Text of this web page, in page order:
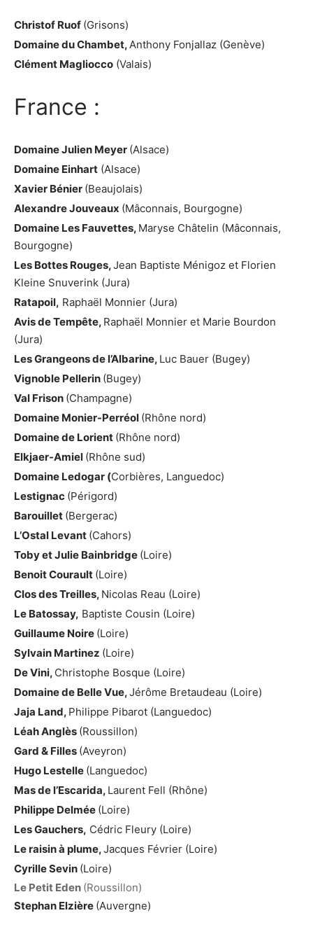
Naturel
DISTRIBUTION
DE VIN
Christof Ruof (Grisons)
Domaine du Chambet,Anthony Fonjallaz (Genève)
Clément Magliocco (Valais)
France :
Domaine Julien Meyer (Alsace)
Domaine Einhart (Alsace)
Xavier Bénier (Beaujolais)
Alexandre Jouveaux (Mâconnais, Bourgogne)
Domaine Les Fauvettes, Maryse Châtelin (Mâconnais,
Bourgogne)
Les Bottes Rouges,Jean Baptiste Ménigoz et Florien
Kleine Snuverink (Jura)
Ratapoil, Raphaël Monnier (Jura)
Avis de Tempête, Raphaël Monnier et Marie Bourdon
(Jura)
Les Grangeons de l’Albarine, Luc Bauer (Bugey)
Vignoble Pellerin (Bugey)
Val Frison (Champagne)
Domaine Monier-Perréol (Rhône nord)
Domaine de Lorient (Rhône nord)
Elkjaer-Amiel (Rhône sud)
Domaine Ledogar (Corbières, Languedoc)
Lestignac (Périgord)
Barouillet (Bergerac)
L’Ostal Levant (Cahors)
Toby et Julie Bainbridge (Loire)
Benoit Courault (Loire)
Clos des Treilles, Nicolas Reau (Loire)
Le Batossay, Baptiste Cousin (Loire)
Guillaume Noire (Loire)
Sylvain Martinez (Loire)
De Vini, Christophe Bosque (Loire)
Domaine de Belle Vue,Jérôme Bretaudeau (Loire)
Jaja Land, Philippe Pibarot (Languedoc)
Léah Anglès (Roussillon)
Gard & Filles (Aveyron)
Hugo Lestelle (Languedoc)
Mas de l’Escarida, Laurent Fell (Rhône)
Philippe Delmée (Loire)
Les Gauchers, Cédric Fleury (Loire)
Le raisin à plume,Jacques Février (Loire)
Cyrille Sevin (Loire)
Le Petit Eden (Roussillon)
Stephan Elzière (Auvergne)